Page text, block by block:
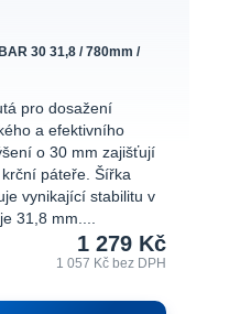
30 31,8 / 780mm /
pro dosažení
a efektivního
o 30 mm zajišťují
páteře. Šířka
vynikající stabilitu v
31,8 mm....
1 279 Kč
1 057 Kčbez DPH